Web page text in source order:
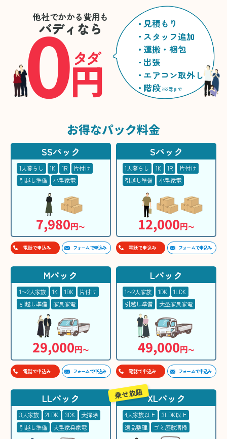
他社でかかる費用も
バディなら
0円
タダ
見積もり
スタッフ追加
運搬・梱包
出張
エアコン取外し
階段 ※2階まで
お得なパック料金
SSパック
1人暮らし 1K 1R
片付け
引越し準備
小型家電
7,980円〜
電話で申込み フォームで申込み
Sパック
1人暮らし 1K 1R
片付け
引越し準備
小型家電
12,000円〜
電話で申込み フォームで申込み
Mパック
1〜2人家族 1K 1DK
片付け
引越し準備
家具家電
29,000円〜
電話で申込み フォームで申込み
Lパック
1〜2人家族 1DK
1LDK
引越し準備
大型家具家電
49,000円〜
電話で申込み フォームで申込み
LLパック
3人家族 2LDK 3DK
大掃除
引越し準備
大型家具家電
XLパック
4人家族以上
3LDK以上
遺品整理
ゴミ屋敷清掃
乗せ放題